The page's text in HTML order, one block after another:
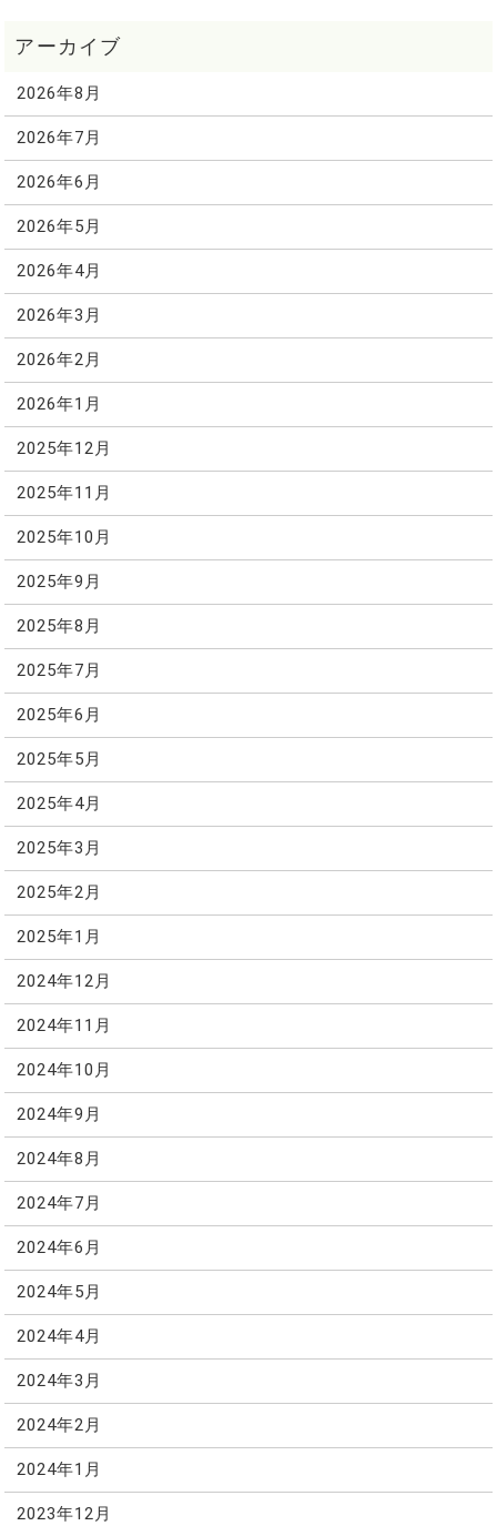
2026年8月
2026年7月
2026年6月
2026年5月
2026年4月
2026年3月
2026年2月
2026年1月
2025年12月
2025年11月
2025年10月
2025年9月
2025年8月
2025年7月
2025年6月
2025年5月
2025年4月
2025年3月
2025年2月
2025年1月
2024年12月
2024年11月
2024年10月
2024年9月
2024年8月
2024年7月
2024年6月
2024年5月
2024年4月
2024年3月
2024年2月
2024年1月
2023年12月